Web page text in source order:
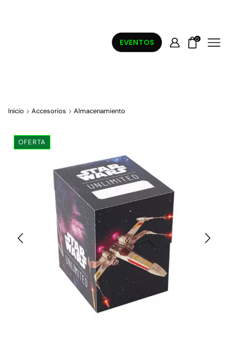
EVENTOS 0
Inicio Accesorios Almacenamiento
OFERTA